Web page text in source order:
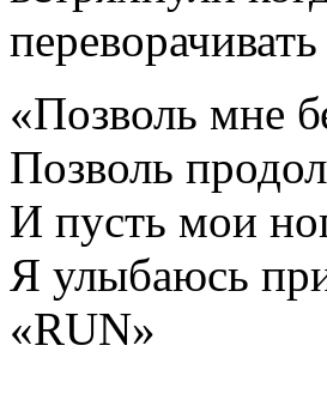
«Позволь мне
Позволь
И пусть мои
Я улыбаюсь
«RUN»